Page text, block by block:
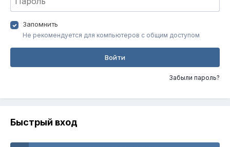
Запомнить
Не рекомендуется для компьютеров с общим доступом
Войти
Забыли пароль?
Быстрый вход